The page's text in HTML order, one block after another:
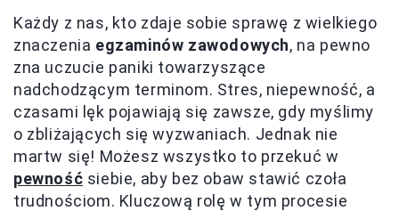
Każdy z nas, kto zdaje sobie sprawę z wielkiego
znaczenia egzaminów zawodowych, na pewno
zna uczucie paniki towarzyszące
nadchodzącym terminom. Stres, niepewność, a
czasami lęk pojawiają się zawsze, gdy myślimy
o zbliżających się wyzwaniach. Jednak nie
martw się! Możesz wszystko to przekuć w
pewność siebie, aby bez obaw stawić czoła
trudnościom. Kluczową rolę w tym procesie